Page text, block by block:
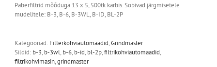
Paberfiltrid mõõduga 13 x 5, 500tk karbis. Sobivad järgmisetele
mudelitele: B-3, B-6, B-3WL, B-ID, BL-2P
Kategooriad: Filterkohviautomaadid,Grindmaster
Sildid: b-3, b-3wl, b-6, b-id, bl-2p,filtrikohviautomaadid,
filtrikohvimasin,grindmaster